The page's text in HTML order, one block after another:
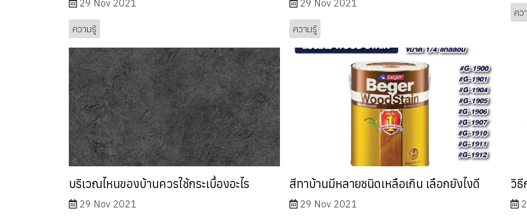
29 Nov 2021
ความรู้
29 Nov 2021
ความรู้
คว
บริเวณไหนของบ้านควรใช้กระเบื้องอะไร
29 Nov 2021
สีทาบ้านมีหลายชนิดเหลือเกิน เลือกยังไงดี
29 Nov 2021
วิธี